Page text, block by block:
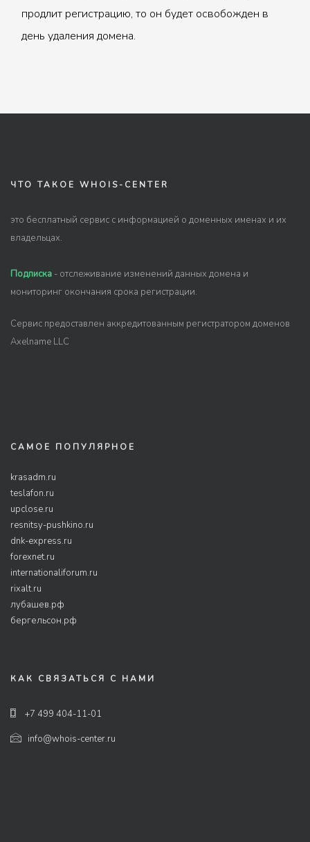
продлит регистрацию, то он будет освобожден в
день удаления домена.
ЧТО ТАКОЕ WHOIS-CENTER
это бесплатный сервис с информацией о доменных именах и их
владельцах.
Подписка - отслеживание изменений данных домена и
мониторинг окончания срока регистрации.
Сервис предоставлен аккредитованным регистратором доменов
Axelname LLC
САМОЕ ПОПУЛЯРНОЕ
krasadm.ru
teslafon.ru
upclose.ru
resnitsy-pushkino.ru
dnk-express.ru
forexnet.ru
internationaliforum.ru
rixalt.ru
лубашев.рф
бергельсон.рф
КАК СВЯЗАТЬСЯ С НАМИ
+7 499 404-11-01
info@whois-center.ru